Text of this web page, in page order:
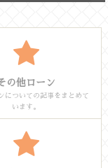
の他ローン
についての記事をまとめて
います。